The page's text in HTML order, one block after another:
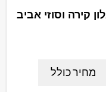
קירה וסוזי אביב
מחיר כולל